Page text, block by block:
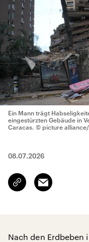
Ein Mann trägt
eingestürzten Gebäude in
Caracas. © picture
08.07.2026
Link
kopieren/teilen
Email
Nach den Erdbeben